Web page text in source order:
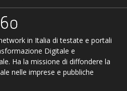
in Italia di testate e portali
Digitale e
Ha la missione di diffondere la
nelle imprese e pubbliche